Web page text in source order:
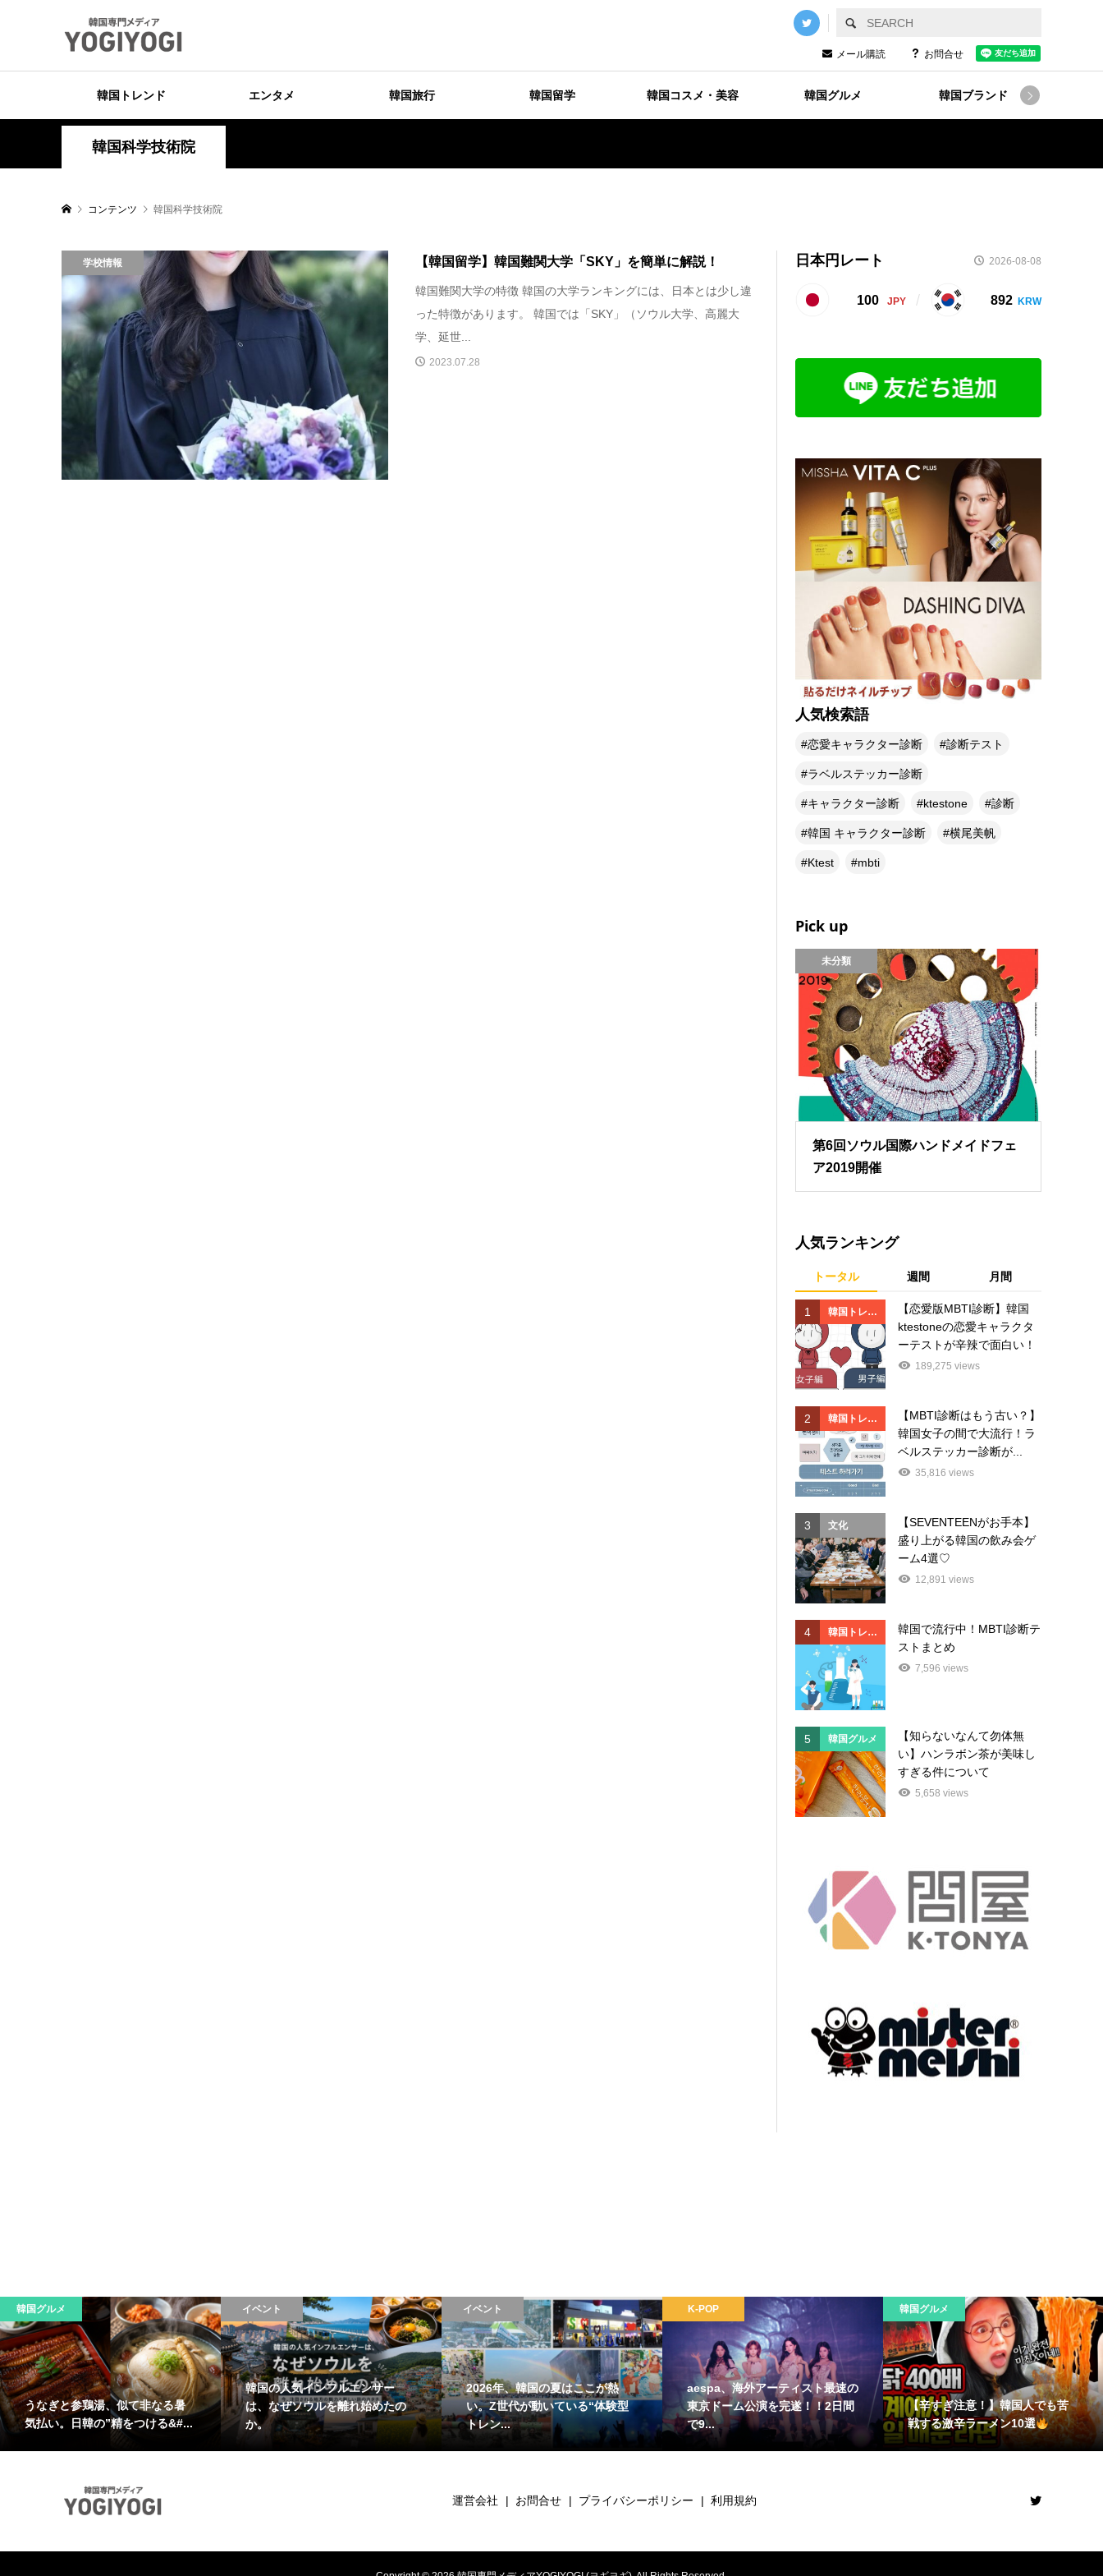
メール購読 お問合せ
韓国トレンド エンタメ 韓国旅行 韓国留学 韓国コスメ・美容 韓国グルメ 韓国ブランド 
韓国科学技術院
コンテンツ 韓国科学技術院
学校情報 【韓国留学】韓国難関大学「SKY」を簡単に解説！
韓国難関大学の特徴 韓国の大学ランキングには、日本とは少し違
った特徴があります。 韓国では「SKY」（ソウル大学、高麗大
学、延世...
2023.07.28
日本円レート 2026-08-08
100 892
人気検索語
恋愛キャラクター診断 診断テスト
ラベルステッカー診断
キャラクター診断 ktestone 診断
韓国 キャラクター診断 横尾美帆
Ktest mbti
Pick up
未分類
第6回ソウル国際ハンドメイドフェ
ア2019開催
人気ランキング
トータル 週間 月間
1 韓国トレン
ド
【恋愛版MBTI診断】韓国
ktestoneの恋愛キャラクタ
ーテストが辛辣で面白い！
189,275 views
2 韓国トレン
ド
【MBTI診断はもう古い？】
韓国女子の間で大流行！ラ
ベルステッカー診断が...
35,816 views
3 文化
【SEVENTEENがお手本】
盛り上がる韓国の飲み会ゲ
ーム4選♡
12,891 views
4 韓国トレン
ド
韓国で流行中！MBTI診断テ
ストまとめ
7,596 views
5 韓国グルメ
【知らないなんて勿体無
い】ハンラボン茶が美味し
すぎる件について
5,658 views
韓国グルメ
うなぎと参鶏湯、似て非なる暑
気払い。日韓の”精をつける&#...
イベント
韓国の人気インフルエンサー
は、なぜソウルを離れ始めたの
か。
イベント
2026年、韓国の夏はここが熱
い。Z世代が動いている“体験型
トレン...
K-POP
aespa、海外アーティスト最速の
東京ドーム公演を完遂！！2日間
で9...
韓国グルメ
【辛すぎ注意！】韓国人でも苦
戦する激辛ラーメン10選
運営会社 お問合せ プライバシーポリシー 利用規約